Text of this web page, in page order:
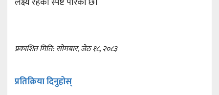
प्रकाशित मिति: सोमबार, जेठ १८, २०८३
प्रतिक्रिया दिनुहोस्